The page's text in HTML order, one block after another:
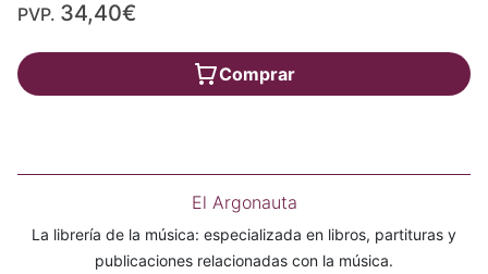
PVP. 34,40€
Comprar
El Argonauta
La librería de la música: especializada en libros, partituras y
publicaciones relacionadas con la música.